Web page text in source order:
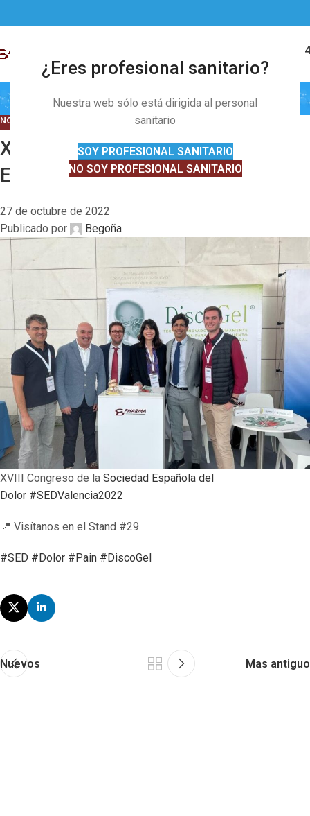
¿Eres profesional sanitario?
Nuestra web sólo está dirigida al personal
sanitario
SOY PROFESIONAL SANITARIO
NO SOY PROFESIONAL SANITARIO
91 328 01
Novedades
NOVEDADES REUNIONES Y CONGRESOS
XVIII Congreso de la Sociedad
Española del Dolor de Valencia
27 de octubre de 2022
Publicado por
Begoña
27
XVIII Congreso de la Sociedad Española del
Dolor #SEDValencia2022
📍 Visítanos en el Stand #29.
#SED #Dolor #Pain #DiscoGel
Nuevos Mas antiguo